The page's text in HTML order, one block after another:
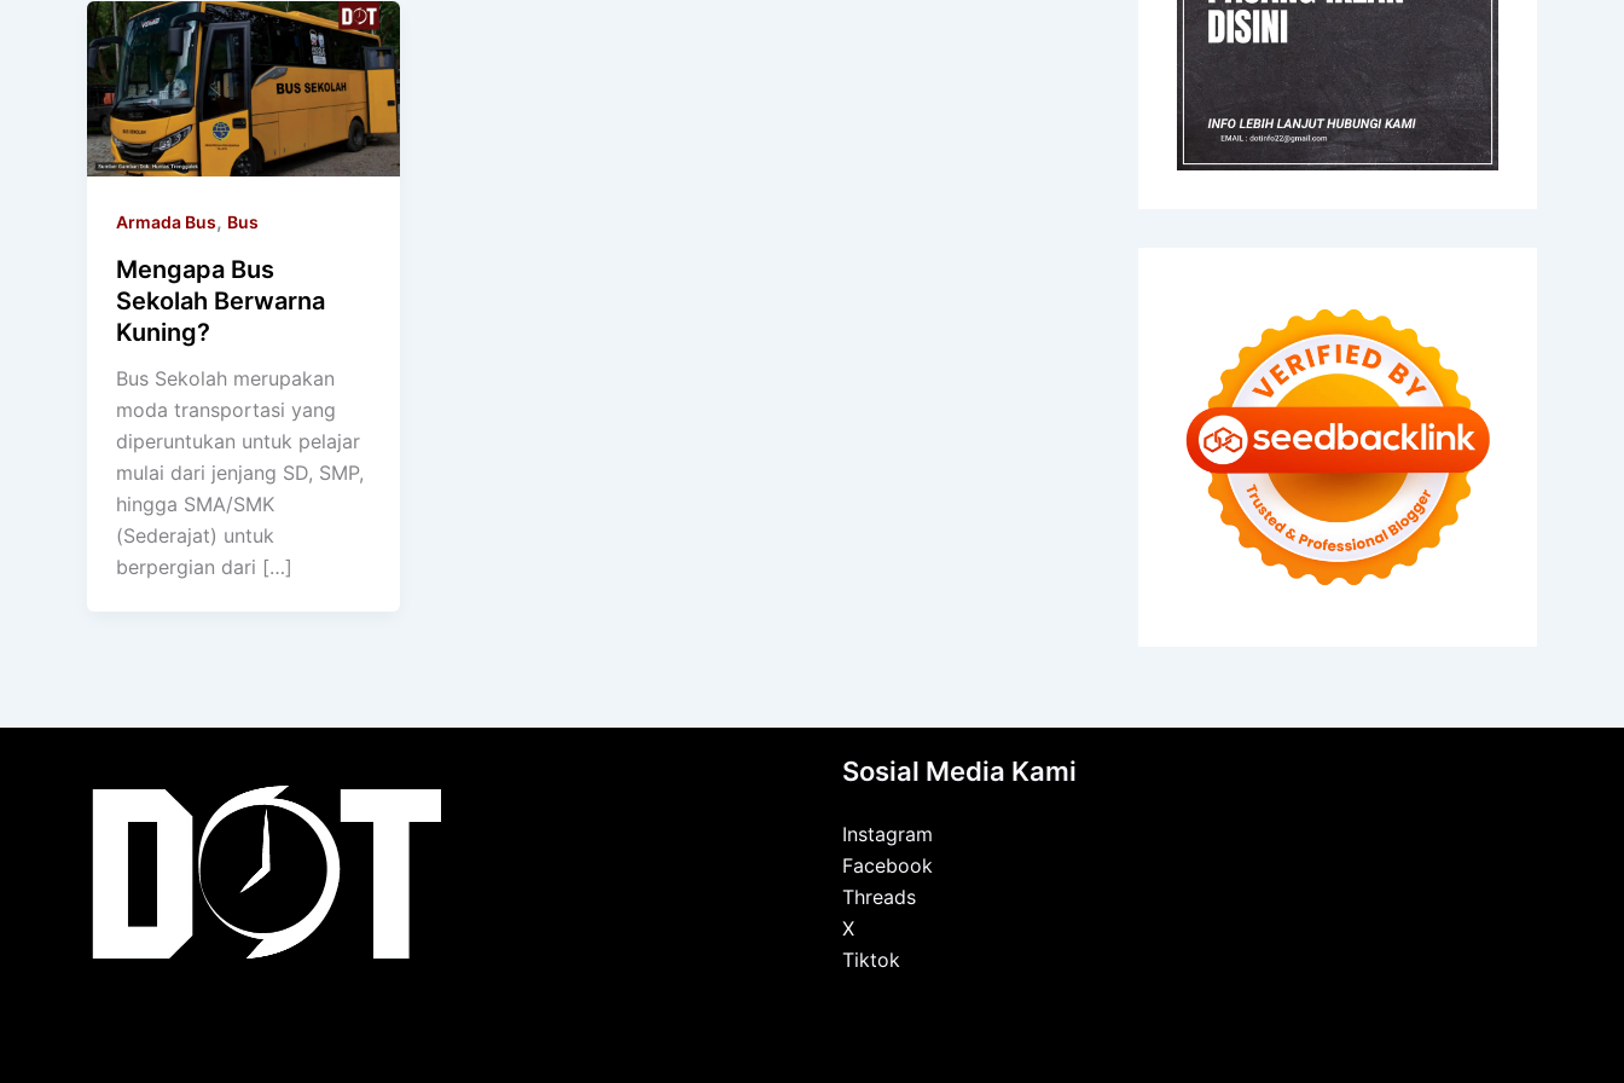
Armada Bus, Bus
Mengapa Bus
Sekolah Berwarna
Kuning?
Bus Sekolah merupakan
moda transportasi yang
diperuntukan untuk pelajar
mulai dari jenjang SD, SMP,
hingga SMA/SMK
(Sederajat) untuk
berpergian dari […]
Sosial Media Kami
Instagram
Facebook
Threads
X
Tiktok